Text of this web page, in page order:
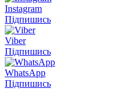
Instagram
Підпишись
Viber
Підпишись
WhatsApp
Підпишись